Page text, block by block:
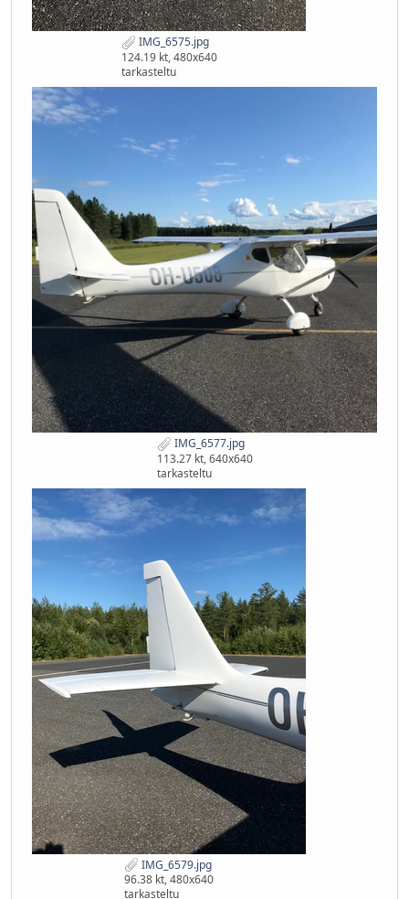
IMG_6575.jpg
124.19 kt, 480x640
tarkasteltu
IMG_6577.jpg
113.27 kt, 640x640
tarkasteltu
IMG_6579.jpg
96.38 kt, 480x640
tarkasteltu